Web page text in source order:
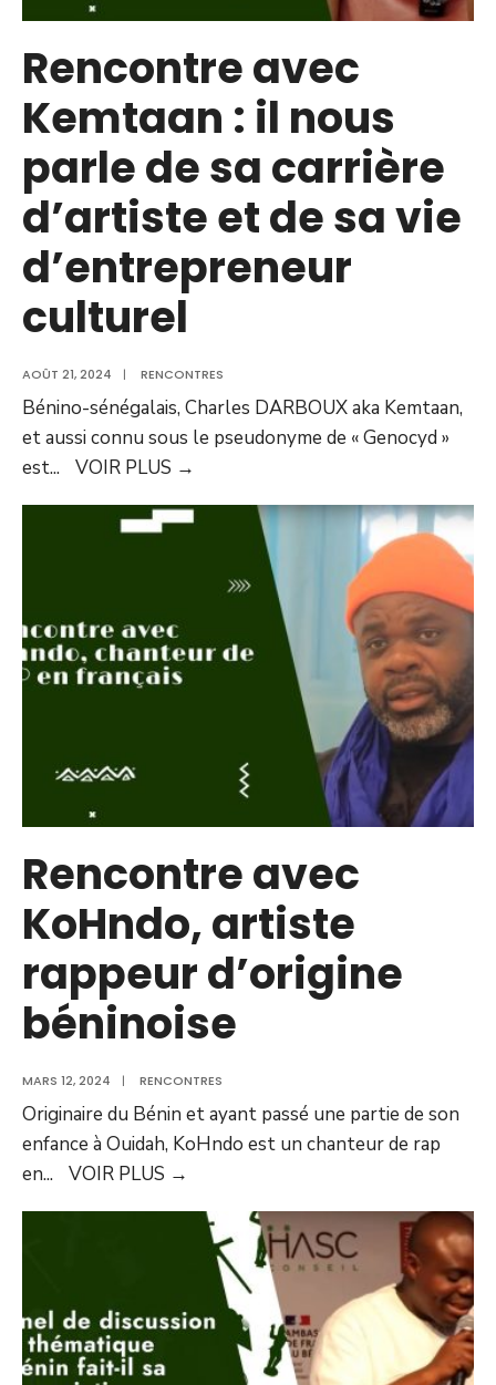
Rencontre avec
Kemtaan : il nous
parle de sa carrière
d’artiste et de sa vie
d’entrepreneur
culturel
AOÛT 21, 2024 | RENCONTRES
Bénino-sénégalais, Charles DARBOUX aka Kemtaan,
et aussi connu sous le pseudonyme de « Genocyd »
est... VOIR PLUS →
Rencontre avec
KoHndo, artiste
rappeur d’origine
béninoise
MARS 12, 2024 | RENCONTRES
Originaire du Bénin et ayant passé une partie de son
enfance à Ouidah, KoHndo est un chanteur de rap
en... VOIR PLUS →